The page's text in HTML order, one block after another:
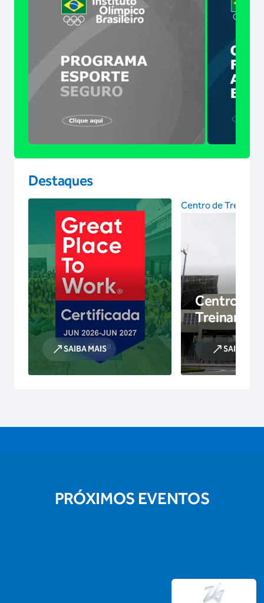
Destaques
SAIBA MAIS
Centro de
Centro de
SAIBA
PRÓXIMOS EVENTOS